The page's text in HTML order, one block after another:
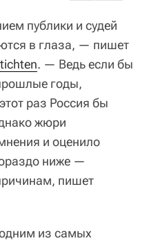
публики и судей
в глаза, — пишет
. — Ведь если бы
годы,
раз Россия бы
жюри
и оценило
ниже —
пишет
из самых